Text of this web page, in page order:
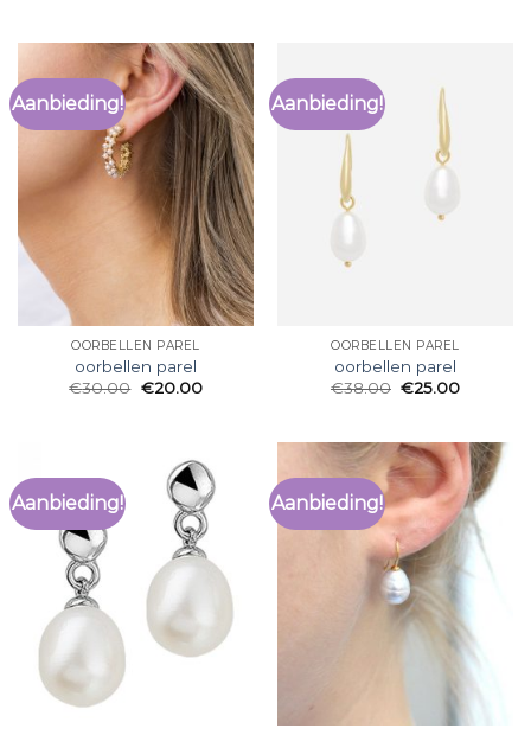
Aanbieding!
OORBELLEN PAREL
oorbellen parel
€30.00 €20.00
Aanbieding!
OORBELLEN PAREL
oorbellen parel
€38.00 €25.00
Aanbieding! Aanbieding!